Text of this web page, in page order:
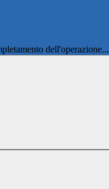
dell'operazione...